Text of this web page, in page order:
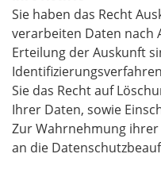
Sie haben das Recht
verarbeiten Daten nach
Erteilung der Auskunft
Sie das Recht auf
Ihrer Daten, sowie
Zur Wahrnehmung
an die